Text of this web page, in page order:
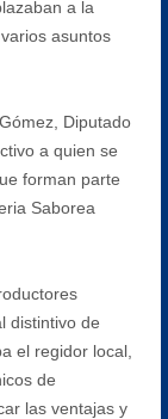
a la
asuntos
Diputado
a quien se
forman parte
Saborea
distintivo de
el regidor local,
de
las ventajas y